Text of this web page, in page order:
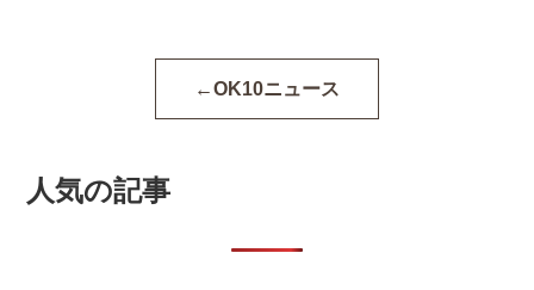
OK10ニュース
人気の記事